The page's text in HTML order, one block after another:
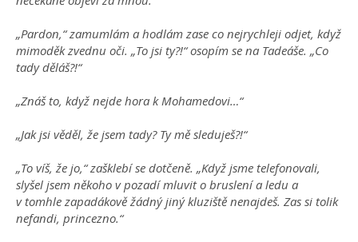
„Pardon,“ zamumlám a hodlám zase co nejrychleji odjet, když
mimoděk zvednu oči. „To jsi ty?!“ osopím se na Tadeáše. „Co
tady děláš?!“
„Znáš to, když nejde hora k Mohamedovi…“
„Jak jsi věděl, že jsem tady? Ty mě sleduješ?!“
„To víš, že jo,“ zašklebí se dotčeně. „Když jsme telefonovali,
slyšel jsem někoho v pozadí mluvit o bruslení a ledu a
v tomhle zapadákově žádný jiný kluziště nenajdeš. Zas si tolik
nefandi, princezno.“